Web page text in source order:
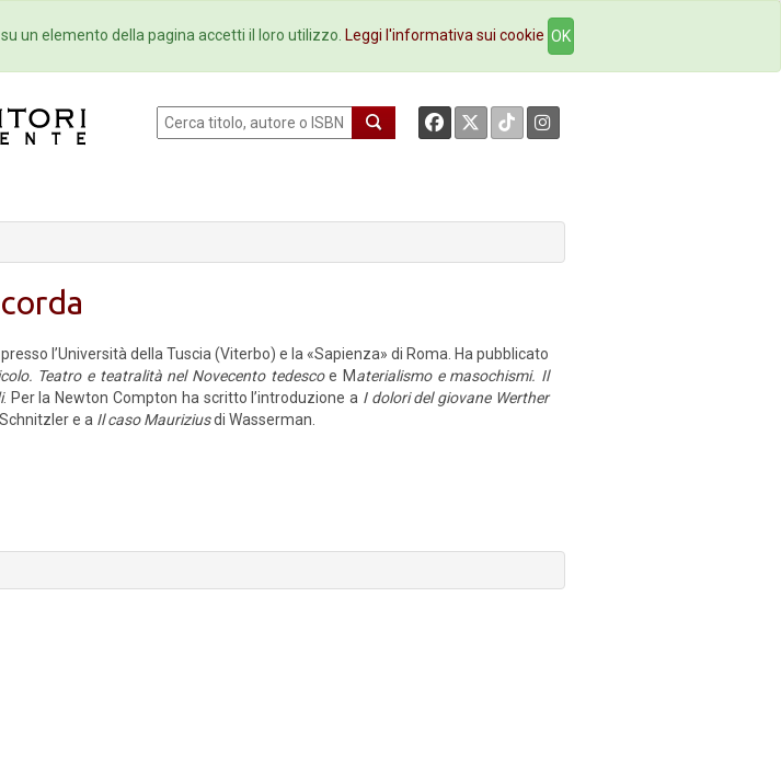
Newsletter Ebookstore Contatti
l’Università della Tuscia (Viterbo) e la «Sapienza» di Roma. Ha pubblicato
Teatro e teatralità nel Novecento tedescoe Materialismo e masochismi. Il
. Per la Newton Compton ha scritto l’introduzione a I dolori del giovane Werther
e a Il caso Mauriziusdi Wasserman.
un elemento della pagina accetti il loro utilizzo. Leggi l'informativa sui cookie OK